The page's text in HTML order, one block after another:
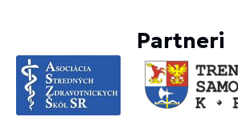
Partneri